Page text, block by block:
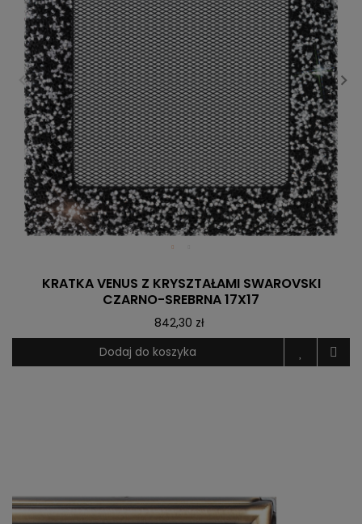
KRATKA VENUS Z KRYSZTAŁAMI SWAROVSKI
CZARNO-SREBRNA 17X17
842,30 zł
Dodaj do koszyka